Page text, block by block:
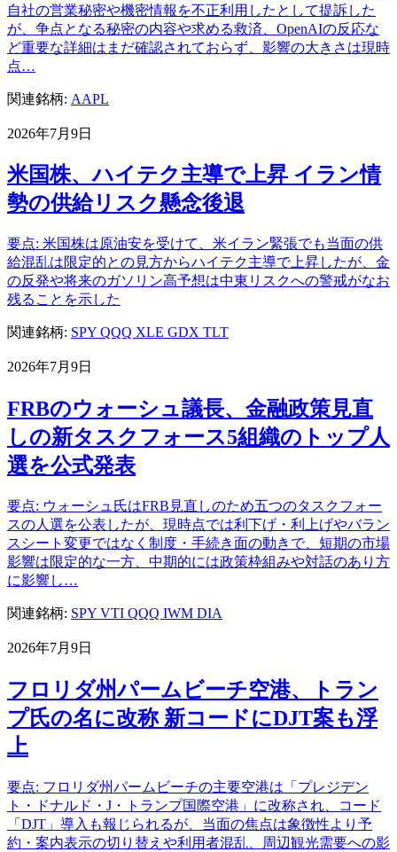
自社の営業秘密や機密情報を不正利用したとして提訴した
が、争点となる秘密の内容や求める救済、OpenAIの反応な
ど重要な詳細はまだ確認されておらず、影響の大きさは現時
点…
関連銘柄: AAPL
2026年7月9日
米国株、ハイテク主導で上昇 イラン情
勢の供給リスク懸念後退
要点: 米国株は原油安を受けて、米イラン緊張でも当面の供
給混乱は限定的との見方からハイテク主導で上昇したが、金
の反発や将来のガソリン高予想は中東リスクへの警戒がなお
残ることを示した
関連銘柄: SPY QQQ XLE GDX TLT
2026年7月9日
FRBのウォーシュ議長、金融政策見直
しの新タスクフォース5組織のトップ人
選を公式発表
要点: ウォーシュ氏はFRB見直しのため五つのタスクフォー
スの人選を公表したが、現時点では利下げ・利上げやバラン
スシート変更ではなく制度・手続き面の動きで、短期の市場
影響は限定的な一方、中期的には政策枠組みや対話のあり方
に影響し…
関連銘柄: SPY VTI QQQ IWM DIA
2026年7月9日
フロリダ州パームビーチ空港、トラン
プ氏の名に改称 新コードにDJT案も浮
上
要点: フロリダ州パームビーチの主要空港は「プレジデン
ト・ドナルド・J・トランプ国際空港」に改称され、コード
「DJT」導入も報じられるが、当面の焦点は象徴性より予
約・案内表示の切り替えや利用者混乱、周辺観光需要への影